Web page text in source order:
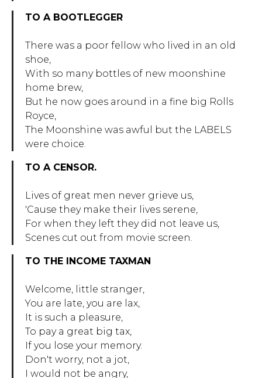
TO A BOOTLEGGER
There was a poor fellow who lived in an old
shoe,
With so many bottles of new moonshine
home brew,
But he now goes around in a fine big Rolls
Royce,
The Moonshine was awful but the LABELS
were choice.
TO A CENSOR.
Lives of great men never grieve us,
'Cause they make their lives serene,
For when they left they did not leave us,
Scenes cut out from movie screen.
TO THE INСOME TAXMAN
Welcome, little stranger,
You are late, you are lax,
It is such a pleasure,
To pay a great big tax,
If you lose your memory.
Don't worry, not a jot,
I would not be angry,